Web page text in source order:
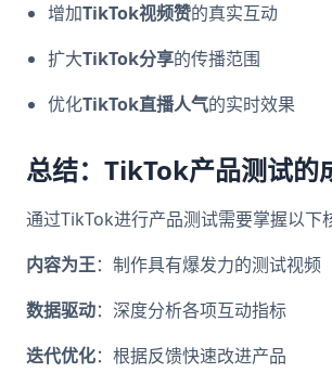
增加TikTok视频赞的真实互动
扩大TikTok分享的传播范围
优化TikTok直播人气的实时效果
总结：TikTok产品测试的
通过TikTok进行产品测试需要掌握以下
内容为王：制作具有爆发力的测试视频
数据驱动：深度分析各项互动指标
迭代优化：根据反馈快速改进产品